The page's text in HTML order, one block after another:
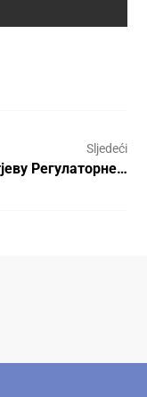
Sljedeći
Регулаторне…